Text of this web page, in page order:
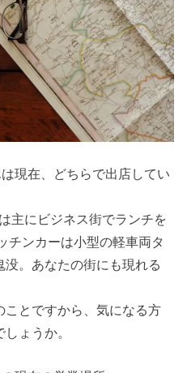
現在、どちらで出店してい
主にビジネス街でランチを
チンカーは小型の軽車両タ
。あなたの街にも現れる
ことですから、気になる方
ょうか。